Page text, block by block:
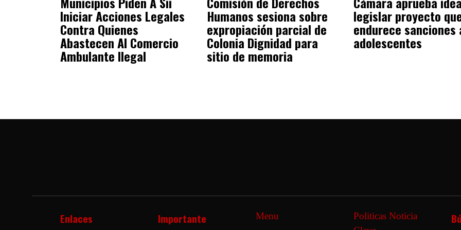
Iniciar Acciones Legales
Contra Quienes
Abastecen Al Comercio
Ambulante Ilegal
Humanos sesiona sobre
expropiación parcial de
Colonia Dignidad para
sitio de memoria
legislar proyecto
endurece sanciones
adolescentes
Enlaces Importante Menu
Politicas Noticia